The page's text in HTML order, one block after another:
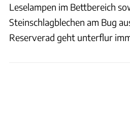
Leselampen im Bettbereich
Steinschlagblechen am Bug
Reserverad geht unterflur